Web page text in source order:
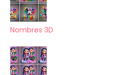
Nombres 3D